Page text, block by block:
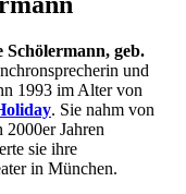
Schölermann, geb.
und
1993 im Alter von
. Sie nahm von
Jahren
sie ihre
in München.